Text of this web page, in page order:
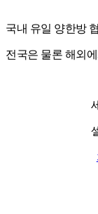
국내 유일 양한방
전국은 물론 해외